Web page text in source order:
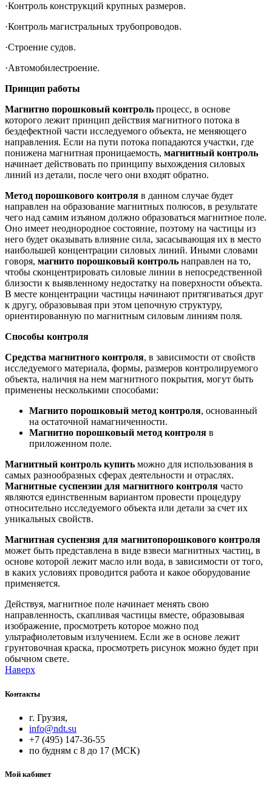
·Контроль конструкций крупных размеров.
·Контроль магистральных трубопроводов.
·Строение судов.
·Автомобилестроение.
Принцип работы
Магнитно порошковый контроль процесс, в основе
которого лежит принцип действия магнитного потока в
бездефектной части исследуемого объекта, не меняющего
направления. Если на пути потока попадаются участки, где
понижена магнитная проницаемость, магнитный контроль
начинает действовать по принципу выхождения силовых
линий из детали, после чего они входят обратно.
Метод порошкового контроля в данном случае будет
направлен на образование магнитных полюсов, в результате
чего над самим изъяном должно образоваться магнитное поле.
Оно имеет неоднородное состояние, поэтому на частицы из
него будет оказывать влияние сила, засасывающая их в место
наибольшей концентрации силовых линий. Иными словами
говоря, магнито порошковый контроль направлен на то,
чтобы сконцентрировать силовые линии в непосредственной
близости к выявленному недостатку на поверхности объекта.
В месте концентрации частицы начинают притягиваться друг
к другу, образовывая при этом цепочную структуру,
ориентированную по магнитным силовым линиям поля.
Способы контроля
Средства магнитного контроля, в зависимости от свойств
исследуемого материала, формы, размеров контролируемого
объекта, наличия на нем магнитного покрытия, могут быть
применены несколькими способами:
Магнито порошковый метод контроля, основанный
на остаточной намагниченности.
Магнитно порошковый метод контроля в
приложенном поле.
Магнитный контроль купить можно для использования в
самых разнообразных сферах деятельности и отраслях.
Магнитные суспензии для магнитного контроля часто
являются единственным вариантом провести процедуру
относительно исследуемого объекта или детали за счет их
уникальных свойств.
Магнитная суспензия для магнитопорошкового контроля
может быть представлена в виде взвеси магнитных частиц, в
основе которой лежит масло или вода, в зависимости от того,
в каких условиях проводится работа и какое оборудование
применяется.
Действуя, магнитное поле начинает менять свою
направленность, скапливая частицы вместе, образовывая
изображение, просмотреть которое можно под
ультрафиолетовым излучением. Если же в основе лежит
грунтовочная краска, просмотреть рисунок можно будет при
обычном свете.
Наверх
Контакты
г. Грузия,
info@ndt.su
+7 (495) 147-36-55
по будням с 8 до 17 (МСК)
Мой кабинет